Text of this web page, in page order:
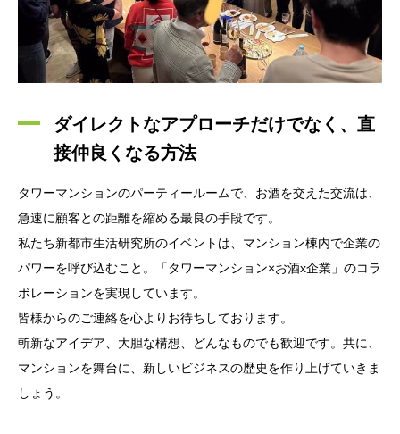
ダイレクトなアプローチだけでなく、直
接仲良くなる方法
タワーマンションのパーティールームで、お酒を交えた交流は、
急速に顧客との距離を縮める最良の手段です。
私たち新都市生活研究所のイベントは、マンション棟内で企業の
パワーを呼び込むこと。「タワーマンション×お酒x企業」のコラ
ボレーションを実現しています。
皆様からのご連絡を心よりお待ちしております。
斬新なアイデア、大胆な構想、どんなものでも歓迎です。共に、
マンションを舞台に、新しいビジネスの歴史を作り上げていきま
しょう。